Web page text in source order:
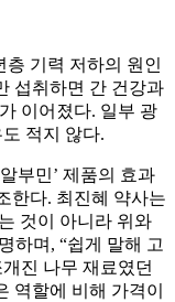
기력 저하의 원인
섭취하면 간 건강과
이어졌다. 일부 광
적지 않다.
부민’ 제품의 효과
한다. 최진혜 약사는
것이 아니라 위와
하며, “쉽게 말해 고
진 나무 재료였던
역할에 비해 가격이